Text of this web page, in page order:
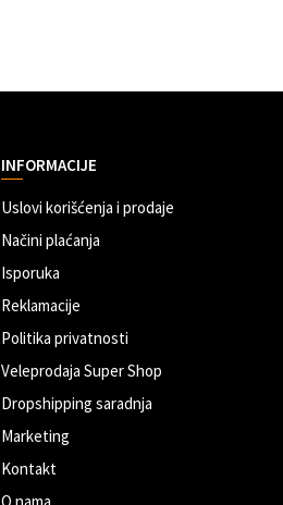
INFORMACIJE
Uslovi korišćenja i prodaje
Načini plaćanja
Isporuka
Reklamacije
Politika privatnosti
Veleprodaja Super Shop
Dropshipping saradnja
Marketing
Kontakt